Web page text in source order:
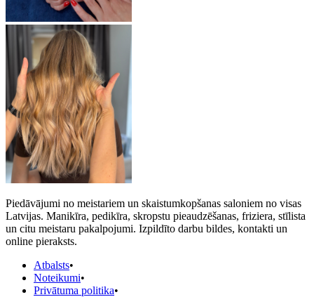
Piedāvājumi no meistariem un skaistumkopšanas saloniem no visas
Latvijas. Manikīra, pedikīra, skropstu pieaudzēšanas, friziera, stīlista
un citu meistaru pakalpojumi. Izpildīto darbu bildes, kontakti un
online pieraksts.
Atbalsts•
Noteikumi•
Privātuma politika•